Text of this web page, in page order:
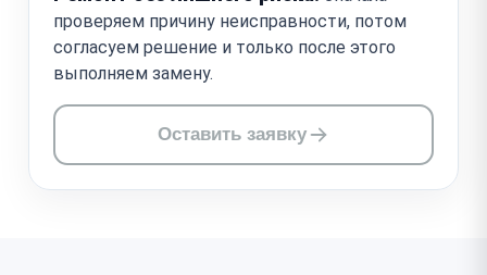
проверяем причину неисправности, потом
согласуем решение и только после этого
выполняем замену.
Оставить заявку